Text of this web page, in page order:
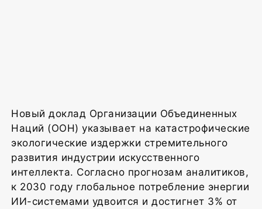
Новый доклад Организации Объединенных
Наций (ООН) указывает на катастрофические
экологические издержки стремительного
развития индустрии искусственного
интеллекта. Согласно прогнозам аналитиков,
к 2030 году глобальное потребление энергии
ИИ-системами удвоится и достигнет 3% от